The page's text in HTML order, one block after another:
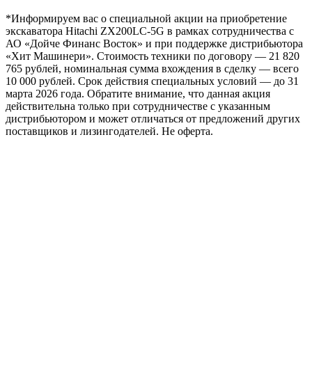
*Информируем вас о специальной акции на приобретение
экскаватора Hitachi ZX200LC-5G в рамках сотрудничества с
АО «Дойче Финанс Восток» и при поддержке дистрибьютора
«Хит Машинери». Стоимость техники по договору — 21 820
765 рублей, номинальная сумма вхождения в сделку — всего
10 000 рублей. Срок действия специальных условий — до 31
марта 2026 года. Обратите внимание, что данная акция
действительна только при сотрудничестве с указанным
дистрибьютором и может отличаться от предложений других
поставщиков и лизингодателей. Не оферта.